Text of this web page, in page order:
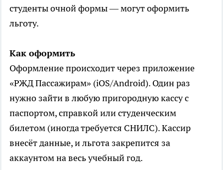
студенты очной формы — могут оформить
льготу.
Как оформить
Оформление происходит через приложение
«РЖД Пассажирам» (iOS/Android). Один раз
нужно зайти в любую пригородную кассу с
паспортом, справкой или студенческим
билетом (иногда требуется СНИЛС). Кассир
внесёт данные, и льгота закрепится за
аккаунтом на весь учебный год.